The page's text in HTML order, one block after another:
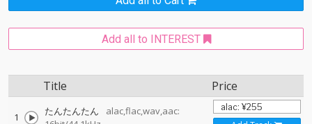
Add all to INTEREST
Title Price
1 たんたんたん
alac,flac,wav,aac: